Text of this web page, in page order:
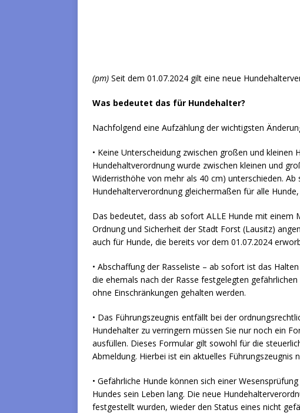
(pm) Seit dem 01.07.2024 gilt eine neue
Was bedeutet das für Hundehalter?
Nachfolgend eine Aufzählung der wichtigsten
• Keine Unterscheidung zwischen großen und kleinen
Hundehaltverordnung wurde zwischen kleinen und
Widerristhöhe von mehr als 40 cm) unterschieden.
Hundehalterverordnung gleichermaßen für alle
Das bedeutet, dass ab sofort ALLE Hunde mit einem
Ordnung und Sicherheit der Stadt Forst (Lausitz)
auch für Hunde, die bereits vor dem 01.07.2024
• Abschaffung der Rasseliste – ab sofort ist das
die ehemals nach der Rasse festgelegten
ohne Einschränkungen gehalten werden.
• Das Führungszeugnis entfällt bei der
Hundehalter zu verringern müssen Sie nur noch ein
ausfüllen. Dieses Formular gilt sowohl für die
Abmeldung. Hierbei ist ein aktuelles Führungszeugnis
• Gefährliche Hunde können sich einer
Hundes sein Leben lang. Die neue
festgestellt wurden, wieder den Status eines nicht